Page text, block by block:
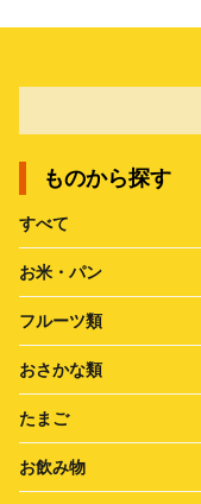
ものから探す
すべて
お米・パン
フルーツ類
おさかな類
たまご
お飲み物